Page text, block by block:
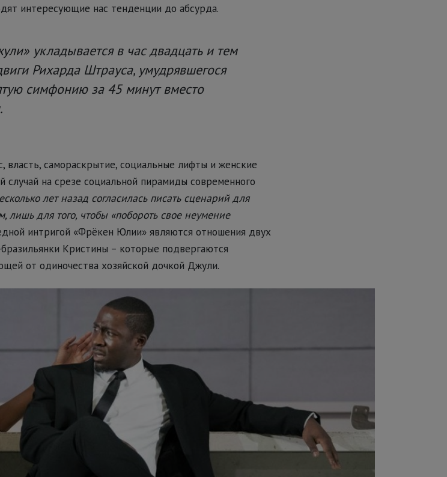
интересующие нас тенденции до абсурда.
укладывается в час двадцать и тем
Рихарда Штрауса, умудрявшегося
симфонию за 45 минут вместо
власть, самораскрытие, социальные лифты и женские
на срезе социальной пирамиды современного
лет назад согласилась писать сценарий для
лишь для того, чтобы «побороть свое неумение
интригой «Фрёкен Юлии» являются отношения двух
Кристины – которые подвергаются
от одиночества хозяйской дочкой Джули.